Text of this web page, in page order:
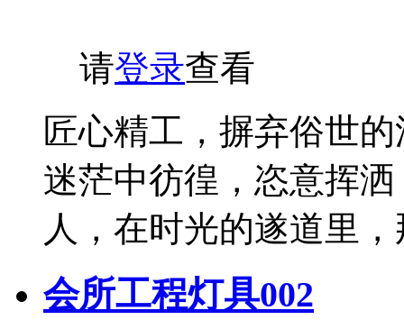
请登录查看
匠心精工，摒弃俗世
迷茫中彷徨，恣意挥
人，在时光的遂道里
会所工程灯具002